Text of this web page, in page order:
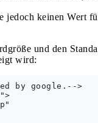
keinen Wert
und den
wird:
by google.-->